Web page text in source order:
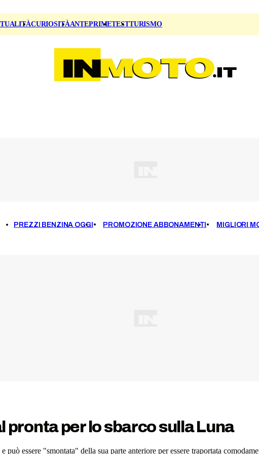
CURIOSITÀANTEPRIMETESTTURISMO
PREZZI BENZINA OGGI PROMOZIONE ABBONAMENTI MIGLIORI
per lo sbarco sulla Luna
essere "smontata" della sua parte anteriore per essere traportata